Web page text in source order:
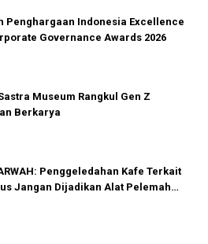
Penghargaan Indonesia Excellence
Governance Awards 2026
Museum Rangkul Gen Z
Berkarya
Penggeledahan Kafe Terkait
Jangan Dijadikan Alat Pelemahan
RI